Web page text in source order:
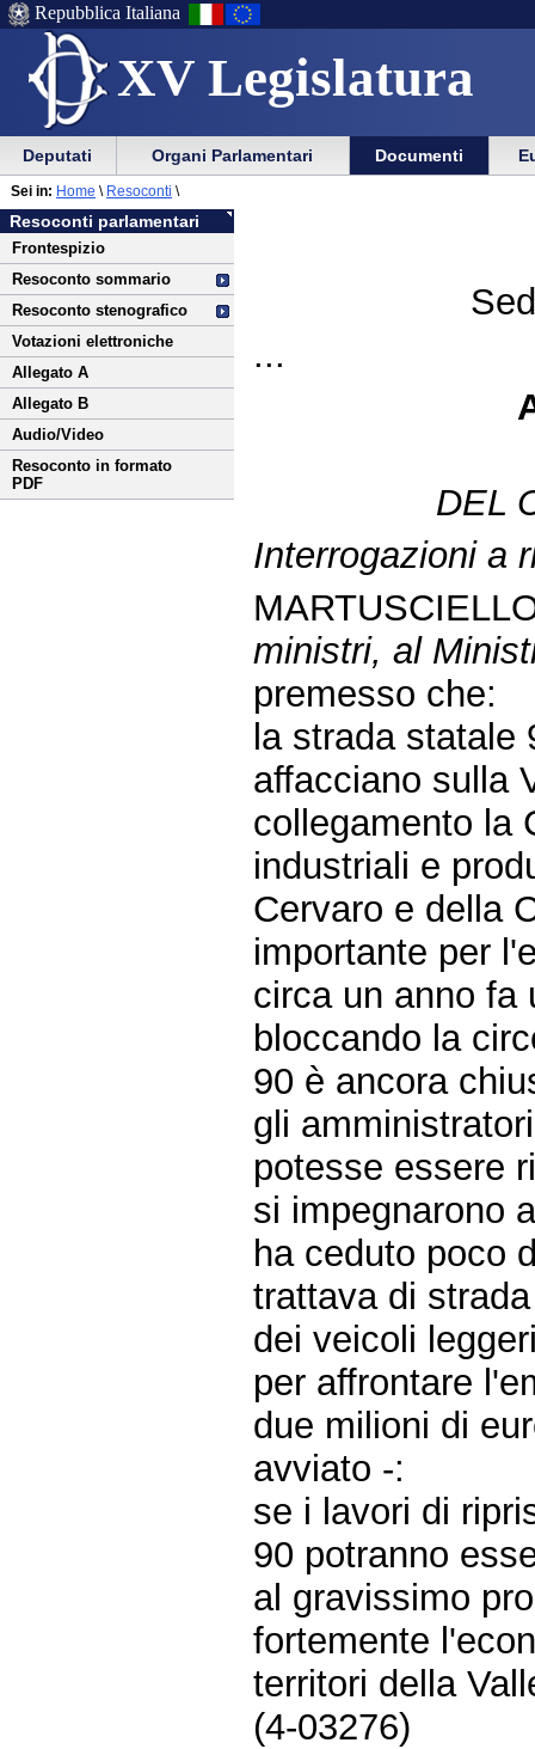
XV Legislatura
Menu
di
ausilio
alla
navigazione
Vai
Menu
di
navigazione
principale
Repubblica Italiana
Menu
di
navigazione
principale
Vai
menu
di
sezione
Deputati Organi Parlamentari Documenti
Vai
al
contenuto
Resoconti parlamentari
Frontespizio
Resoconto sommario
Resoconto stenografico
Votazioni elettroniche
Allegato A
Allegato B
Audio/Video
Resoconto in formato
PDF
Sei in: Home \ Resoconti \
...
DEL
Interrogazioni a
ministri, al
premesso che:
la strada statale
affacciano sulla
collegamento la
industriali e
Cervaro e della
importante per
circa un anno fa
bloccando la
90 è ancora
gli
potesse essere
si impegnarono
ha ceduto poco
trattava di
dei veicoli
per affrontare
due milioni di
avviato -:
se i lavori di
90 potranno
al gravissimo
fortemente
territori della
(4-03276)